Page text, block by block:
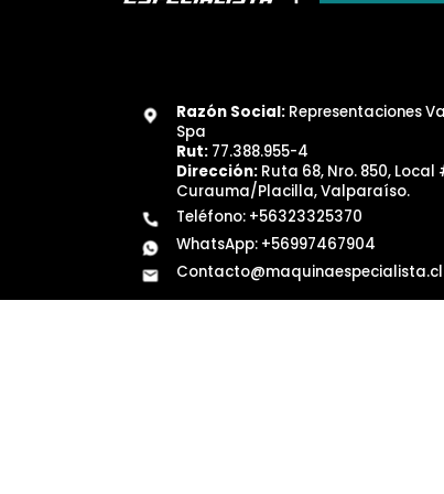
Razón Social: Representaciones
Spa
Rut: 77.388.955-4
Dirección: Ruta 68, Nro. 850, Local
Curauma/Placilla, Valparaíso.
Teléfono: +56323325370
WhatsApp: +56997467904
Contacto@maquinaespecialista.cl